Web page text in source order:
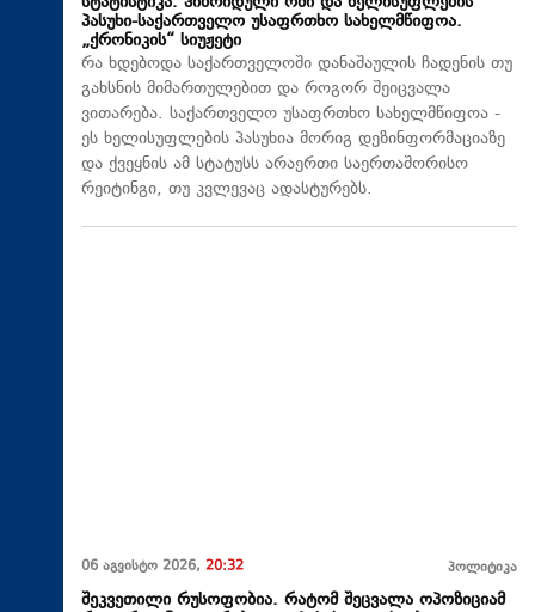
პასუხი-საქართველო უსაფრთხო სახელმწიფოა.
„ქრონიკის“ სიუჟეტი
რა ხდებოდა საქართველოში დანაშაულის ჩადენის თუ
გახსნის მიმართულებით და როგორ შეიცვალა
ვითარება. საქართველო უსაფრთხო სახელმწიფოა -
ეს ხელისუფლების პასუხია მორიგ დეზინფორმაციაზე
და ქვეყნის ამ სტატუსს არაერთი საერთაშორისო
რეიტინგი, თუ კვლევაც ადასტურებს.
06 აგვისტო 2026, 20:32 პოლიტიკა
შეკვეთილი რუსოფობია. რატომ შეცვალა ოპოზიციამ